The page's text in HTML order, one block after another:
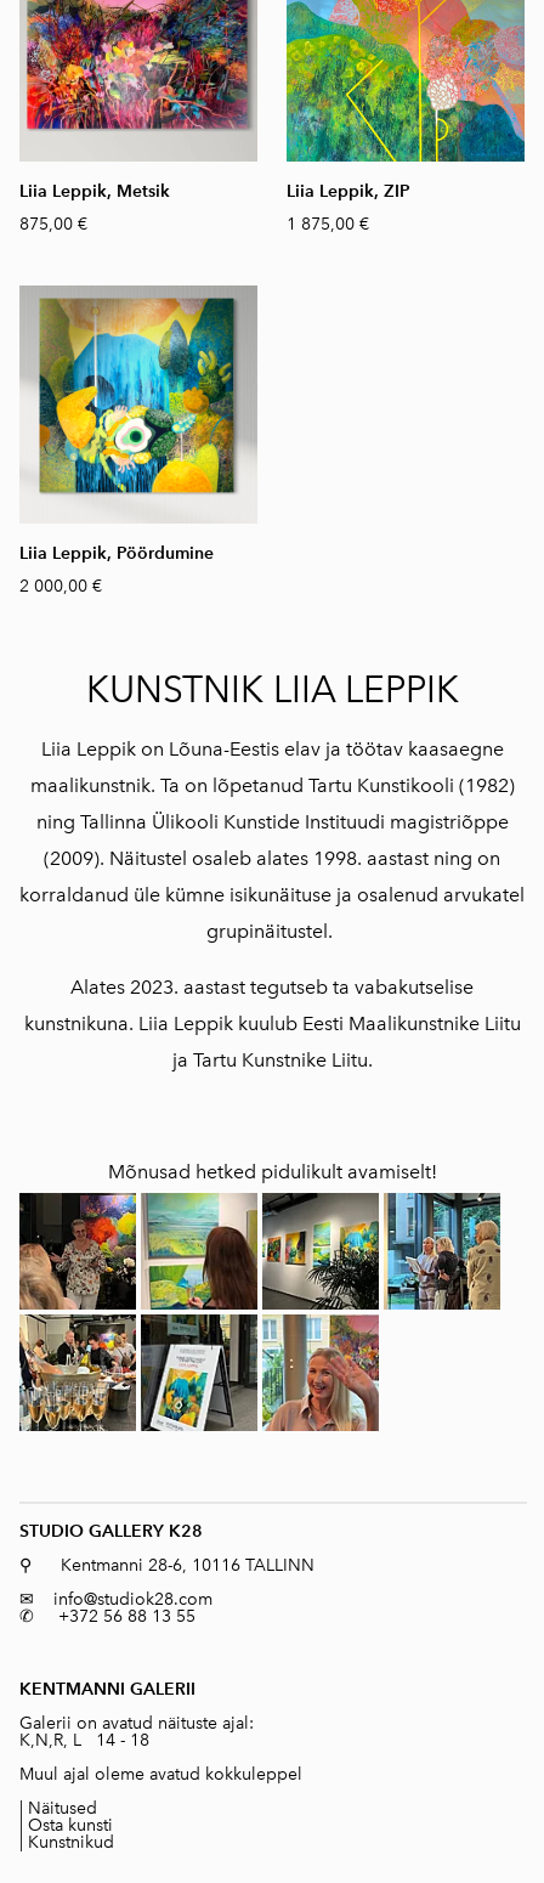
Liia Leppik, Metsik
875,00 €
Liia Leppik, ZIP
1 875,00 €
Liia Leppik, Pöördumine
2 000,00 €
KUNSTNIK LIIA LEPPIK
Liia Leppik on Lõuna-Eestis elav ja töötav kaasaegne
maalikunstnik. Ta on lõpetanud Tartu Kunstikooli (1982)
ning Tallinna Ülikooli Kunstide Instituudi magistriõppe
(2009). Näitustel osaleb alates 1998. aastast ning on
korraldanud üle kümne isikunäituse ja osalenud arvukatel
grupinäitustel.
Alates 2023. aastast tegutseb ta vabakutselise
kunstnikuna. Liia Leppik kuulub Eesti Maalikunstnike Liitu
ja Tartu Kunstnike Liitu.
Mõnusad hetked pidulikult avamiselt!
STUDIO GALLERY K28
⚲ Kentmanni 28-6, 10116 TALLINN
✉ info@studiok28.com
✆ +372 56 88 13 55
KENTMANNI GALERII
Galerii on avatud näituste ajal:
K,N,R, L 14 - 18
Muul ajal oleme avatud kokkuleppel
Näitused
Osta kunsti
Kunstnikud